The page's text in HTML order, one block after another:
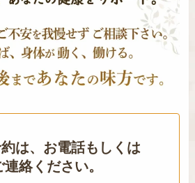
は、お電話もしくは
絡ください。